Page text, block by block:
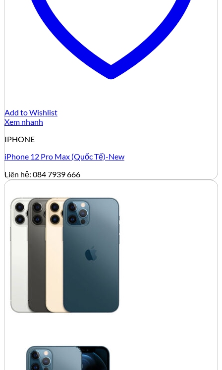
Add to Wishlist
Xem nhanh
IPHONE
iPhone 12 Pro Max (Quốc Tế)-New
Liên hệ: 084 7939 666